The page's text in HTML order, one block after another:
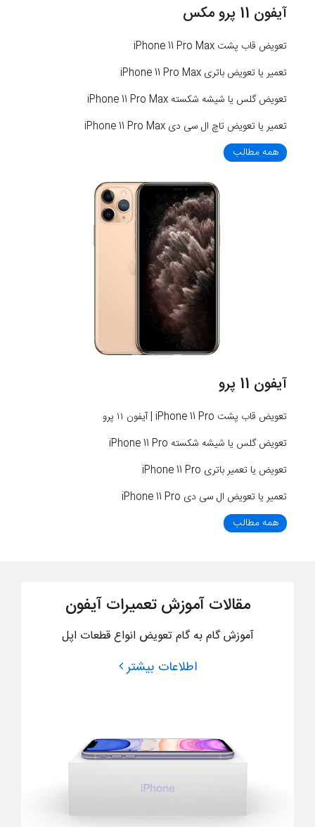
آیفون 11 پرو مکس
تعویض قاب پشت iPhone 11 Pro Max
تعمیر یا تعویض باتری iPhone 11 Pro Max
تعویض گلس یا شیشه شکسته iPhone 11 Pro Max
تعمیر یا تعویض تاچ ال سی دی iPhone 11 Pro Max
همه مطالب
آیفون 11 پرو
تعویض قاب پشت iPhone 11 Pro | آیفون ۱۱ پرو
تعویض گلس یا شیشه شکسته iPhone 11 Pro
تعویض یا تعمیر باتری iPhone 11 Pro
تعمیر یا تعویض ال سی دی iPhone 11 Pro
همه مطالب
مقالات آموزش تعمیرات آیفون
آموزش گام به گام تعویض انواع قطعات اپل
اطلاعات بیشتر